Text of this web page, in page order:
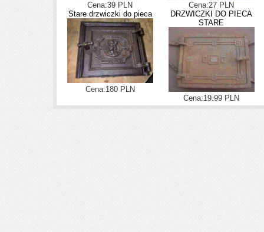
Cena:39 PLN
Cena:27 PLN
Stare drzwiczki do pieca
Cena:180 PLN
DRZWICZKI DO PIECA
STARE
Cena:19.99 PLN